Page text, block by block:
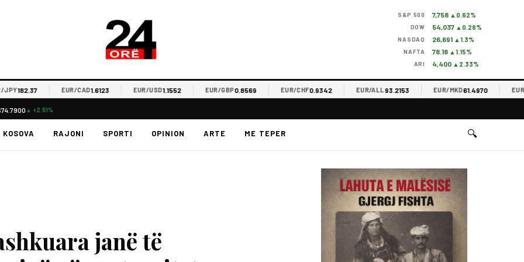
S&P 500 7,758 ▲0.62%
DOW 54,037 ▲0.28%
NASDAQ 26,691 ▲1.3%
NAFTA 78.18 ▲1.15%
ARI 4,400 ▲2.33%
182.37 EUR/CAD1.6123 EUR/USD1.1552 EUR/GBP0.8569 EUR/CHF0.9342 EUR/ALL93.2153 EUR/MKD61.4970 EUR/RSD
▲ +2.51%
KOSOVA RAJONI SPORTI OPINION ARTE ME TEPER 🔍
janë të